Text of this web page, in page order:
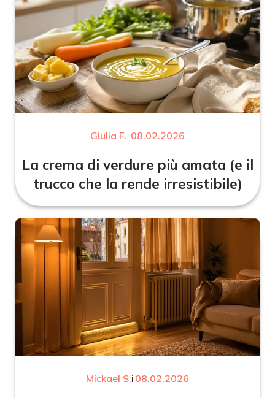
Giulia F.il08.02.2026
La crema di verdure più amata (e il
trucco che la rende irresistibile)
Mickael S.il08.02.2026